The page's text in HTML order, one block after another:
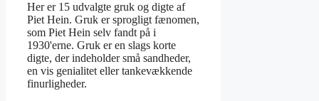
Her er 15 udvalgte gruk og digte af
Piet Hein. Gruk er sprogligt fænomen,
som Piet Hein selv fandt på i
1930'erne. Gruk er en slags korte
digte, der indeholder små sandheder,
en vis genialitet eller tankevækkende
finurligheder.